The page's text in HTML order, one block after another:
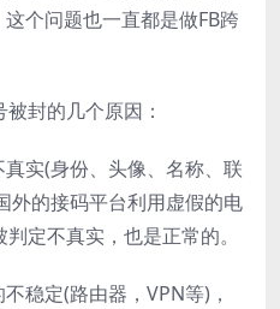
个问题也一直都是做FB跨
封的几个原因：
实(身份、头像、名称、联
外的接码平台利用虚假的电
定不真实，也是正常的。
稳定(路由器，VPN等)，